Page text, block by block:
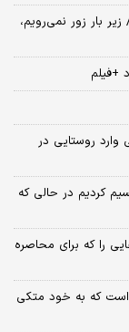
بار زور نمی‌رویم،
+فیلم
۵ خودروی نظامی وارد روستایی در
کردیم در حالی که
را که برای محاصره
است که به خود متکی